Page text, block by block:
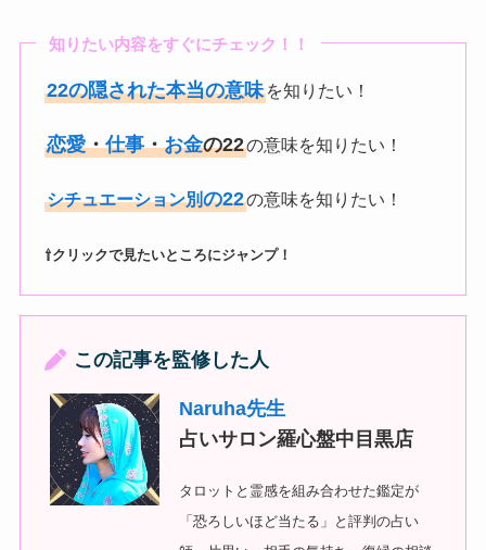
知りたい内容をすぐにチェック！！
22の隠された本当の意味 を知りたい！
恋愛・仕事・お金の22の意味を知りたい！
シチュエーション別の22の意味を知りたい！
⇧クリックで見たいところにジャンプ！
この記事を監修した人
Naruha先生
占いサロン羅心盤中目黒店
タロットと霊感を組み合わせた鑑定が
「恐ろしいほど当たる」と評判の占い